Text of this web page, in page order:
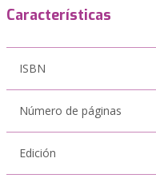
Características
ISBN
Número de páginas
Edición